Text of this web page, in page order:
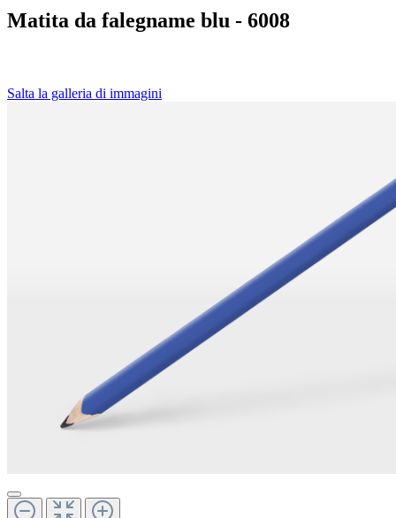
Matita da falegname blu - 6008
Salta la galleria di immagini